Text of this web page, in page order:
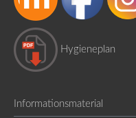
Hygieneplan
Informationsmaterial